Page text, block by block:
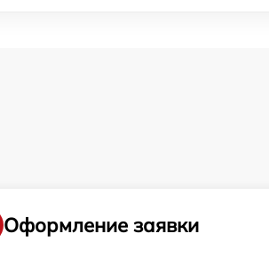
Оформление заявки